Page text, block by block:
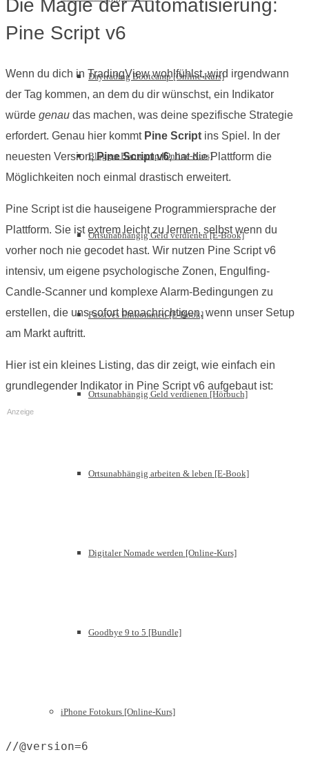
Daytrading Bootcamp [Online-Kurs]
Blogger Bootcamp [Online-Kurs]
Ortsunabhängig Geld verdienen [E-Book]
Passives Einkommen [E-Book]
Ortsunabhängig Geld verdienen [Hörbuch]
Ortsunabhängig arbeiten & leben [E-Book]
Digitaler Nomade werden [Online-Kurs]
Goodbye 9 to 5 [Bundle]
iPhone Fotokurs [Online-Kurs]
Die Magie der Automatisierung:
Pine Script v6
Wenn du dich in TradingView wohlfühlst, wird irgendwann
der Tag kommen, an dem du dir wünschst, ein Indikator
würde genau das machen, was deine spezifische Strategie
erfordert. Genau hier kommt Pine Script ins Spiel. In der
neuesten Version,Pine Script v6, hat die Plattform die
Möglichkeiten noch einmal drastisch erweitert.
Pine Script ist die hauseigene Programmiersprache der
Plattform. Sie ist extrem leicht zu lernen, selbst wenn du
vorher noch nie gecodet hast. Wir nutzen Pine Script v6
intensiv, um eigene psychologische Zonen, Engulfing-
Candle-Scanner und komplexe Alarm-Bedingungen zu
erstellen, die uns sofort benachrichtigen, wenn unser Setup
am Markt auftritt.
Hier ist ein kleines Listing, das dir zeigt, wie einfach ein
grundlegender Indikator in Pine Script v6 aufgebaut ist:
Anzeige
//@version=6